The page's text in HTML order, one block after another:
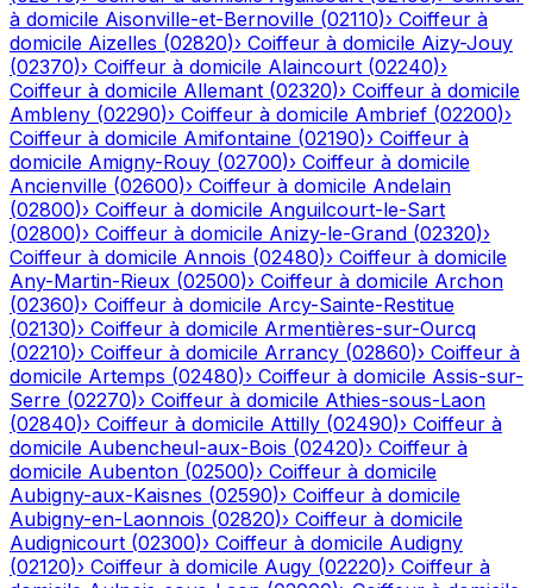
à domicile Aisonville-et-Bernoville (02110)› Coiffeur à
domicile Aizelles (02820)› Coiffeur à domicile Aizy-Jouy
(02370)› Coiffeur à domicile Alaincourt (02240)›
Coiffeur à domicile Allemant (02320)› Coiffeur à domicile
Ambleny (02290)› Coiffeur à domicile Ambrief (02200)›
Coiffeur à domicile Amifontaine (02190)› Coiffeur à
domicile Amigny-Rouy (02700)› Coiffeur à domicile
Ancienville (02600)› Coiffeur à domicile Andelain
(02800)› Coiffeur à domicile Anguilcourt-le-Sart
(02800)› Coiffeur à domicile Anizy-le-Grand (02320)›
Coiffeur à domicile Annois (02480)› Coiffeur à domicile
Any-Martin-Rieux (02500)› Coiffeur à domicile Archon
(02360)› Coiffeur à domicile Arcy-Sainte-Restitue
(02130)› Coiffeur à domicile Armentières-sur-Ourcq
(02210)› Coiffeur à domicile Arrancy (02860)› Coiffeur à
domicile Artemps (02480)› Coiffeur à domicile Assis-sur-
Serre (02270)› Coiffeur à domicile Athies-sous-Laon
(02840)› Coiffeur à domicile Attilly (02490)› Coiffeur à
domicile Aubencheul-aux-Bois (02420)› Coiffeur à
domicile Aubenton (02500)› Coiffeur à domicile
Aubigny-aux-Kaisnes (02590)› Coiffeur à domicile
Aubigny-en-Laonnois (02820)› Coiffeur à domicile
Audignicourt (02300)› Coiffeur à domicile Audigny
(02120)› Coiffeur à domicile Augy (02220)› Coiffeur à